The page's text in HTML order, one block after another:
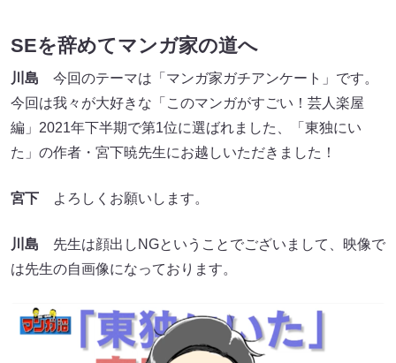
SEを辞めてマンガ家の道へ
川島 今回のテーマは「マンガ家ガチアンケート」です。
今回は我々が大好きな「このマンガがすごい！芸人楽屋
編」2021年下半期で第1位に選ばれました、「東独にい
た」の作者・宮下暁先生にお越しいただきました！
宮下 よろしくお願いします。
川島 先生は顔出しNGということでございまして、映像で
は先生の自画像になっております。